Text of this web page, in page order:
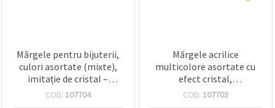
Mărgele pentru bijuterii,
culori asortate (mixte),
imitație de cristal –
rotunde 8 mm, gaură 1
COD: 107704
Mărgele acrilice
multicolore asortate cu
efect cristal,
semitransparente,
COD: 107703